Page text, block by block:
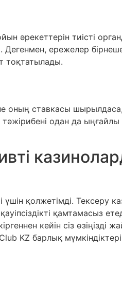
әрекеттерін тиісті
ережелер бірнеше
тоқтатылады.
оның ставкасы шырылдаса,
одан да ыңғайлы
қолжетімді. Тексеру
қамтамасыз
кейін сіз өзіңізді
KZ барлық